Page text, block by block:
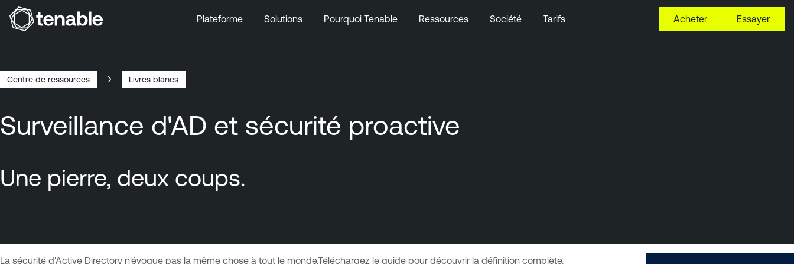
Aller au bas de la page
Plateforme Solutions Pourquoi Tenable Ressources Société Tarifs Acheter Essayer
Centre de ressources Livres blancs
Surveillance d'AD et sécurité proactive
Une pierre, deux coups.
La sécurité d'Active Directory n'évoque pas la même chose à tout le monde.Téléchargez le guide pour découvrir la définition complète.